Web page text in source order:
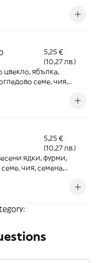
5,25 €
(10,27 лв.)
цвекло, ябълка,
семе, чия,
5,25 €
(10,27 лв.)
ядки, фурми,
чия, семена,